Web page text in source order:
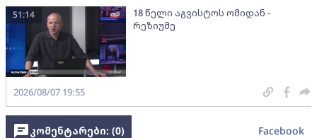
18 წელი აგვისტოს ომიდან -
რეზიუმე
51:14
2026/08/07 19:55
კომენტარები: (0) Facebook